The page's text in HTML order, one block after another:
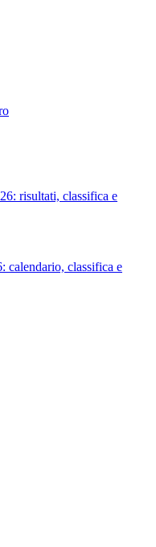
risultati, classifica e
calendario, classifica e